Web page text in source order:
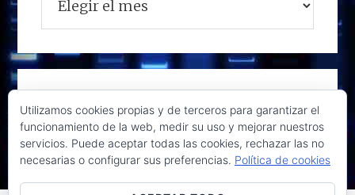
Utilizamos cookies propias y de terceros para garantizar el
funcionamiento de la web, medir su uso y mejorar nuestros
servicios. Puede aceptar todas las cookies, rechazar las no
necesarias o configurar sus preferencias. Política de cookies